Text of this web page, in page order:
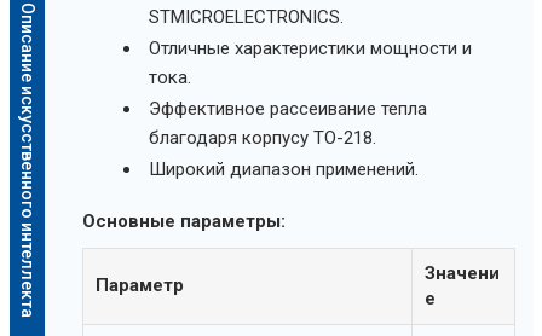
Описание искусственного интеллекта
STMICROELECTRONICS.
Отличные характеристики мощности и
тока.
Эффективное рассеивание тепла
благодаря корпусу TO-218.
Широкий диапазон применений.
Основные параметры:
Параметр
Значени
е